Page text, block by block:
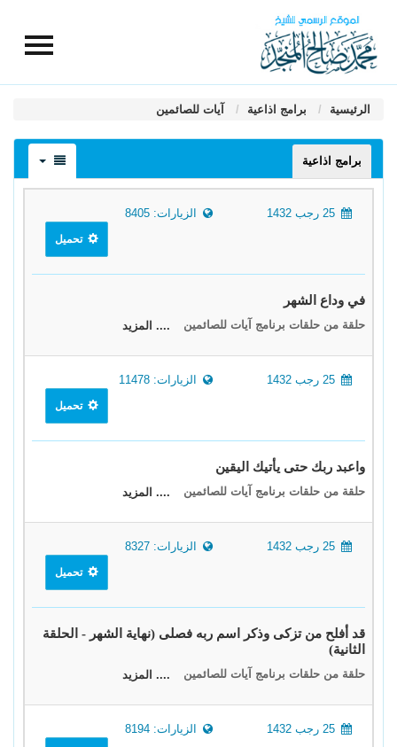
الرئيسية برامج اذاعية آيات للصائمين
برامج اذاعية
الزيارات: 8405
تحميل
في وداع الشهر
حلقة من حلقات برنامج آيات للصائمين .... المزيد
الزيارات: 11478
تحميل
واعبد ربك حتى يأتيك اليقين
حلقة من حلقات برنامج آيات للصائمين .... المزيد
الزيارات: 8327
تحميل
قد أفلح من تزكى وذكر اسم ربه فصلى (نهاية الشهر - الحلقة
الثانية)
حلقة من حلقات برنامج آيات للصائمين .... المزيد
الزيارات: 8194